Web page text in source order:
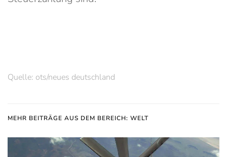
Quelle: ots/neues deutschland
MEHR BEITRÄGE AUS DEM BEREICH: WELT